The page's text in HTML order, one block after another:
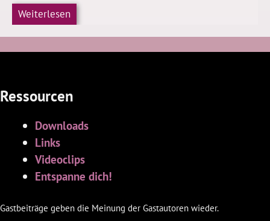
Weiterlesen
Ressourcen
Downloads
Links
Videoclips
Entspanne dich!
Gastbeiträge geben die Meinung der Gastautoren wieder.